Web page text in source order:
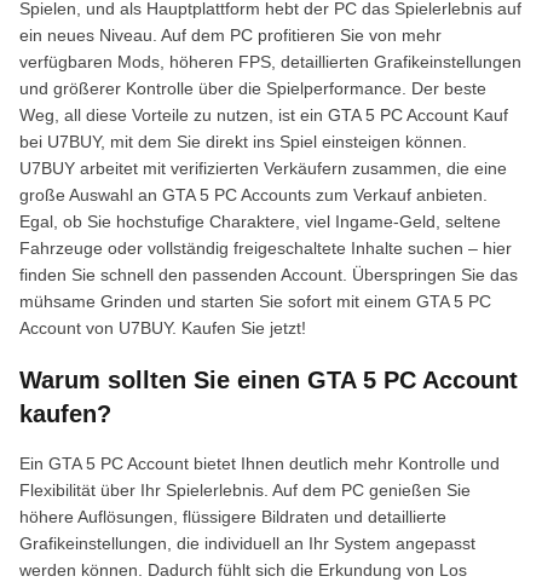
Spielen, und als Hauptplattform hebt der PC das Spielerlebnis auf
ein neues Niveau. Auf dem PC profitieren Sie von mehr
verfügbaren Mods, höheren FPS, detaillierten Grafikeinstellungen
und größerer Kontrolle über die Spielperformance. Der beste
Weg, all diese Vorteile zu nutzen, ist ein GTA 5 PC Account Kauf
bei U7BUY, mit dem Sie direkt ins Spiel einsteigen können.
U7BUY arbeitet mit verifizierten Verkäufern zusammen, die eine
große Auswahl an GTA 5 PC Accounts zum Verkauf anbieten.
Egal, ob Sie hochstufige Charaktere, viel Ingame-Geld, seltene
Fahrzeuge oder vollständig freigeschaltete Inhalte suchen – hier
finden Sie schnell den passenden Account. Überspringen Sie das
mühsame Grinden und starten Sie sofort mit einem GTA 5 PC
Account von U7BUY. Kaufen Sie jetzt!
Warum sollten Sie einen GTA 5 PC Account
kaufen?
Ein GTA 5 PC Account bietet Ihnen deutlich mehr Kontrolle und
Flexibilität über Ihr Spielerlebnis. Auf dem PC genießen Sie
höhere Auflösungen, flüssigere Bildraten und detaillierte
Grafikeinstellungen, die individuell an Ihr System angepasst
werden können. Dadurch fühlt sich die Erkundung von Los